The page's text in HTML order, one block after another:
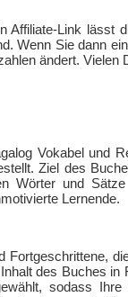
Affiliate-Link lässt
Wenn Sie dann
ändert. Vielen
Vokabel und
Ziel des
Wörter und
Lernende.
Fortgeschrittene,
des Buches in
sodass